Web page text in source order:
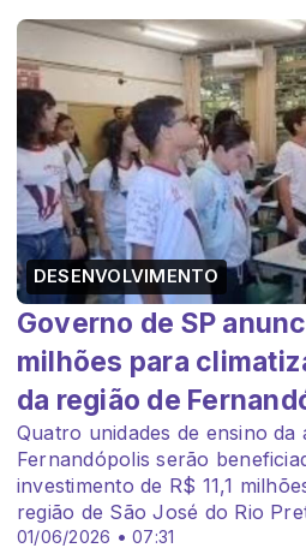
DESENVOLVIMENTO
01/06/2026 • 07:31
Governo de SP
milhões para
da região de
Quatro unidades de ensino da
Fernandópolis serão
investimento de R$ 11,1
região de São José do Rio